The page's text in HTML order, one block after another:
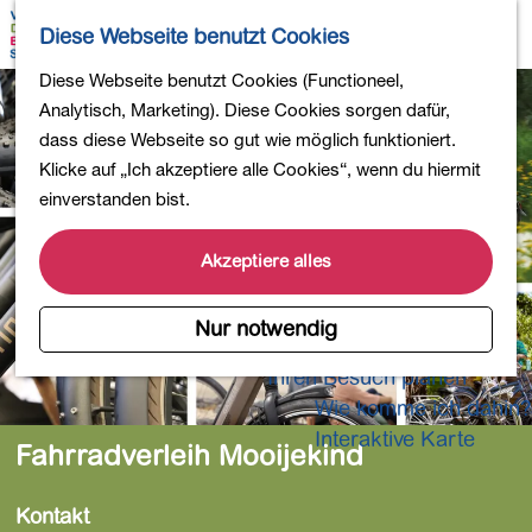
Diese Webseite benutzt Cookies
Diese Webseite benutzt Cookies (Functioneel,
Analytisch, Marketing). Diese Cookies sorgen dafür,
dass diese Webseite so gut wie möglich funktioniert.
Klicke auf „Ich akzeptiere alle Cookies“, wenn du hiermit
einverstanden bist.
Akzeptiere alles
Nur notwendig
G
e
h
e
n
S
i
e
z
u
r
K
r
t
e
S
c
h
e
n
e
n
ü
Einkaufen
Essen und Trinken
Kinderaktivitäten
In die Natur
Polder und Seen
Museen und mehr
Aktiv und gesund
4-Tage-Wanderung
Übernachtungen
Ihren Besuch planen
Wie komme ich dahin?
Interaktive Karte
Fahrradverleih Mooijekind
Kontakt